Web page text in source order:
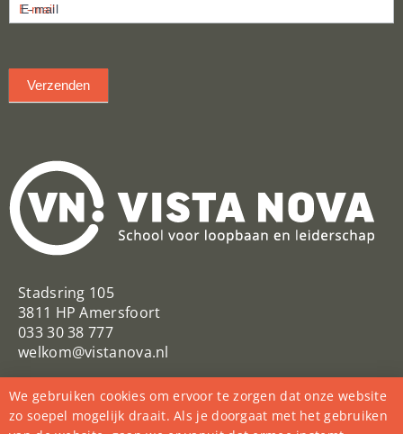
inschrijven
E-mail
Verzenden
Stadsring 105
3811 HP Amersfoort
033 30 38 777
welkom@vistanova.nl
VistaNovaSchool
Vista Nova
@VistaNovaSchool
We gebruiken cookies om ervoor te zorgen dat onze website
zo soepel mogelijk draait. Als je doorgaat met het gebruiken